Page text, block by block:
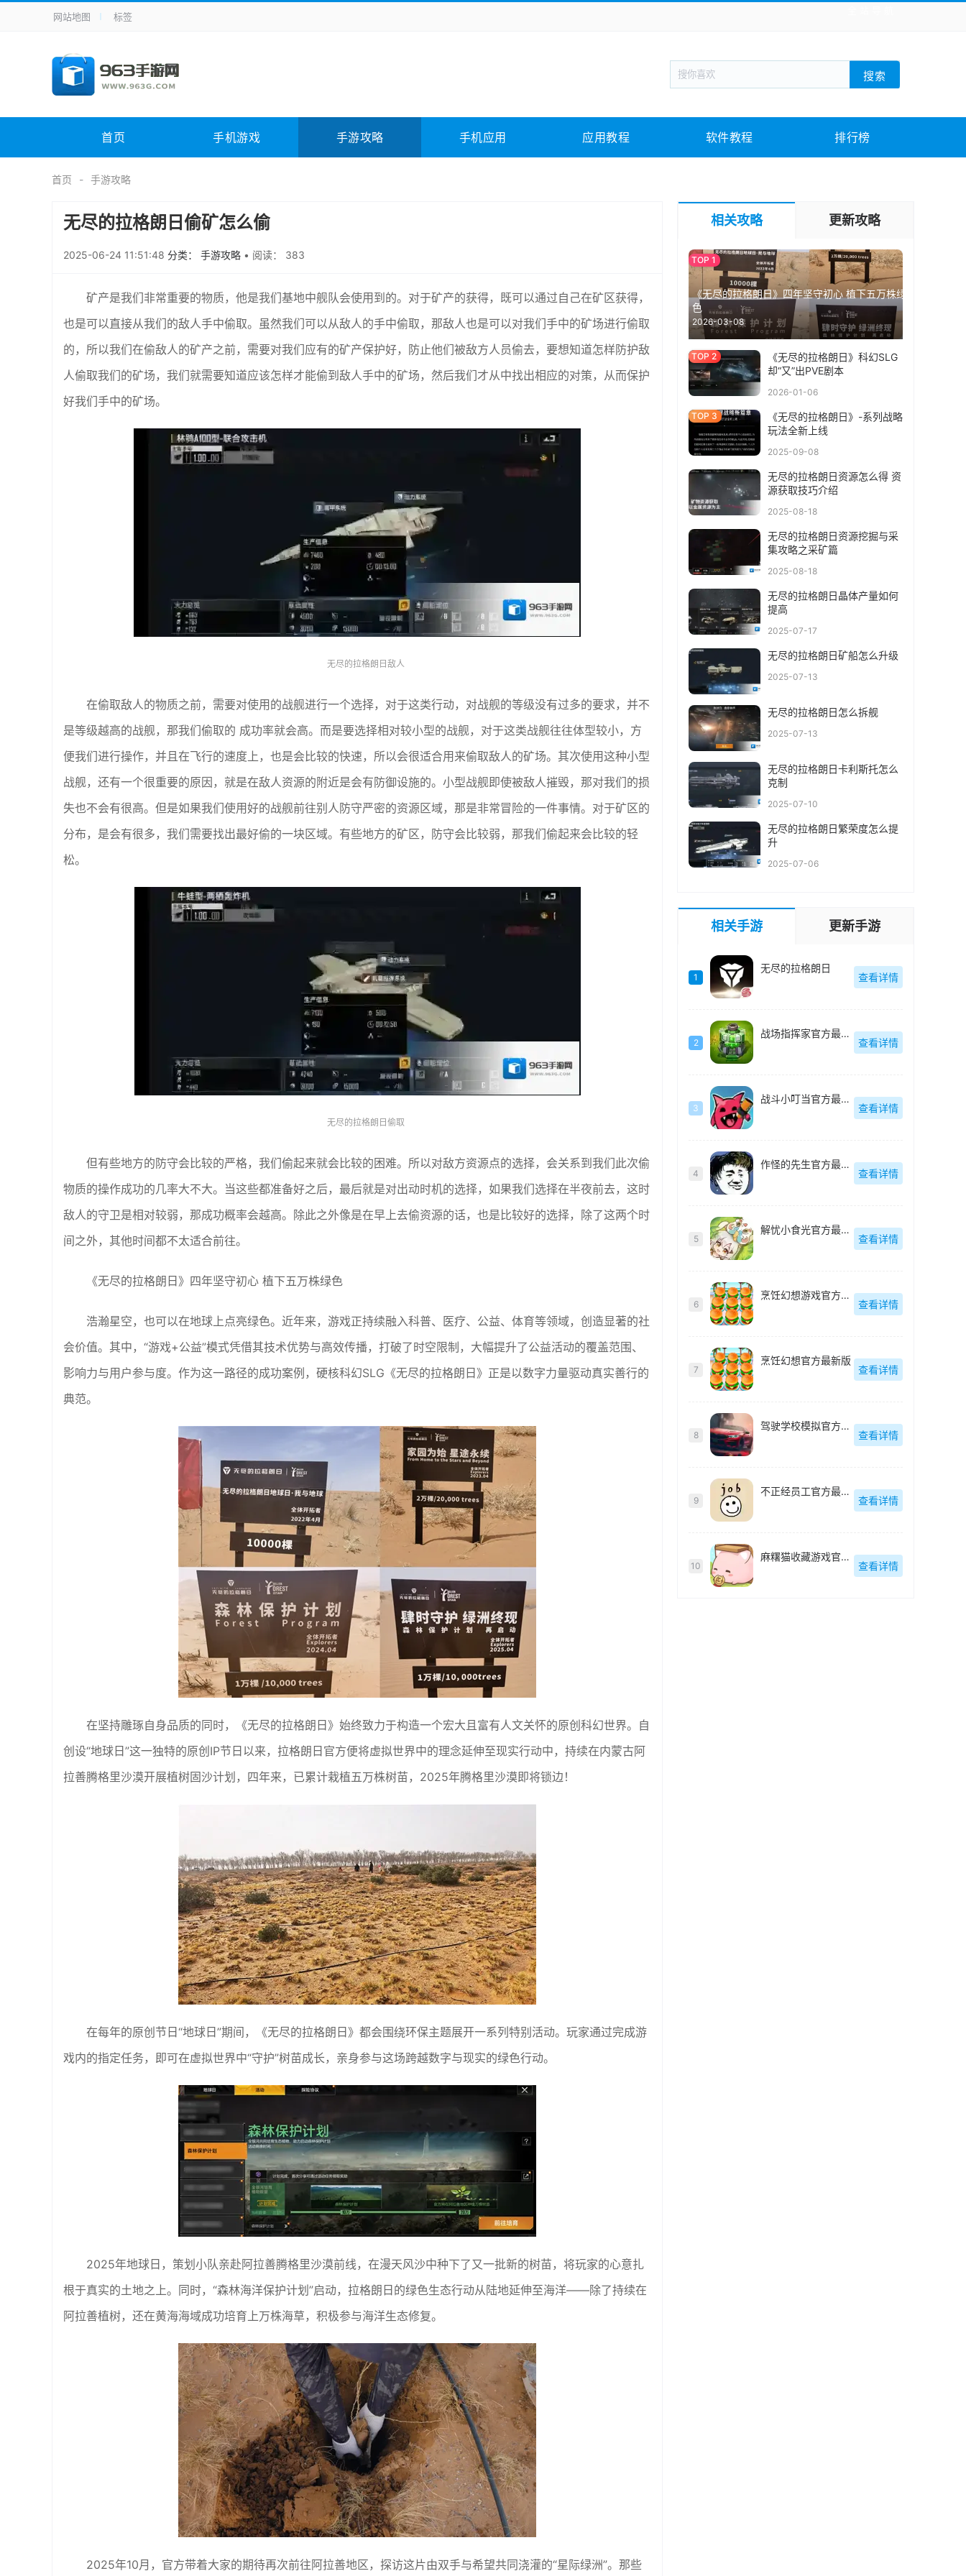
手机应用 新闻阅读 旅游出行 生活实用
手机游戏 体育竞技 战棋游戏 枪战射击 模拟经营
电脑软件 其它类别 图形软件 安全相关 应用软件 影音软件 插件下载 教育教学 游戏娱乐 系统软件 素材下载
未分类 综合其它
网站地图 标签
搜索
首页 手机游戏 手游攻略 手机应用 应用教程 软件教程 排行榜
首页 手游攻略
无尽的拉格朗日偷矿怎么偷
2025-06-24 11:51:48 分类： 手游攻略 • 阅读： 383
矿产是我们非常重要的物质，他是我们基地中舰队会使用到的。对于矿产的获得，既可以通过自己在矿区获得，
也是可以直接从我们的敌人手中偷取。虽然我们可以从敌人的手中偷取，那敌人也是可以对我们手中的矿场进行偷取
的，所以我们在偷敌人的矿产之前，需要对我们应有的矿产保护好，防止他们被敌方人员偷去，要想知道怎样防护敌
人偷取我们的矿场，我们就需要知道应该怎样才能偷到敌人手中的矿场，然后我们才从中找出相应的对策，从而保护
好我们手中的矿场。
无尽的拉格朗日敌人
在偷取敌人的物质之前，需要对使用的战舰进行一个选择，对于这类行动，对战舰的等级没有过多的要求，并不
是等级越高的战舰，那我们偷取的 成功率就会高。而是要选择相对较小型的战舰，对于这类战舰往往体型较小，方
便我们进行操作，并且在飞行的速度上，也是会比较的快速，所以会很适合用来偷取敌人的矿场。其次使用这种小型
战舰，还有一个很重要的原因，就是在敌人资源的附近是会有防御设施的。小型战舰即使被敌人摧毁，那对我们的损
失也不会有很高。但是如果我们使用好的战舰前往别人防守严密的资源区域，那是非常冒险的一件事情。对于矿区的
分布，是会有很多，我们需要找出最好偷的一块区域。有些地方的矿区，防守会比较弱，那我们偷起来会比较的轻
松。
无尽的拉格朗日偷取
但有些地方的防守会比较的严格，我们偷起来就会比较的困难。所以对敌方资源点的选择，会关系到我们此次偷
物质的操作成功的几率大不大。当这些都准备好之后，最后就是对出动时机的选择，如果我们选择在半夜前去，这时
敌人的守卫是相对较弱，那成功概率会越高。除此之外像是在早上去偷资源的话，也是比较好的选择，除了这两个时
间之外，其他时间都不太适合前往。
《无尽的拉格朗日》四年坚守初心 植下五万株绿色
浩瀚星空，也可以在地球上点亮绿色。近年来，游戏正持续融入科普、医疗、公益、体育等领域，创造显著的社
会价值。其中，“游戏+公益”模式凭借其技术优势与高效传播，打破了时空限制，大幅提升了公益活动的覆盖范围、
影响力与用户参与度。作为这一路径的成功案例，硬核科幻SLG《无尽的拉格朗日》正是以数字力量驱动真实善行的
典范。
在坚持雕琢自身品质的同时，《无尽的拉格朗日》始终致力于构造一个宏大且富有人文关怀的原创科幻世界。自
创设“地球日”这一独特的原创IP节日以来，拉格朗日官方便将虚拟世界中的理念延伸至现实行动中，持续在内蒙古阿
拉善腾格里沙漠开展植树固沙计划，四年来，已累计栽植五万株树苗，2025年腾格里沙漠即将锁边！
在每年的原创节日“地球日”期间，《无尽的拉格朗日》都会围绕环保主题展开一系列特别活动。玩家通过完成游
戏内的指定任务，即可在虚拟世界中“守护”树苗成长，亲身参与这场跨越数字与现实的绿色行动。
2025年地球日，策划小队亲赴阿拉善腾格里沙漠前线，在漫天风沙中种下了又一批新的树苗，将玩家的心意扎
根于真实的土地之上。同时，“森林海洋保护计划”启动，拉格朗日的绿色生态行动从陆地延伸至海洋——除了持续在
阿拉善植树，还在黄海海域成功培育上万株海草，积极参与海洋生态修复。
2025年10月，官方带着大家的期待再次前往阿拉善地区，探访这片由双手与希望共同浇灌的“星际绿洲”。那些
相关攻略 更新攻略
《无尽的拉格朗日》四年坚守初心 植下五万株绿
色
2026-03-08
《无尽的拉格朗日》科幻SLG
却“又”出PVE剧本
2026-01-06
《无尽的拉格朗日》-系列战略
玩法全新上线
2025-09-08
无尽的拉格朗日资源怎么得 资
源获取技巧介绍
2025-08-18
无尽的拉格朗日资源挖掘与采
集攻略之采矿篇
2025-08-18
无尽的拉格朗日晶体产量如何
提高
2025-07-17
无尽的拉格朗日矿船怎么升级
2025-07-13
无尽的拉格朗日怎么拆舰
2025-07-13
无尽的拉格朗日卡利斯托怎么
克制
2025-07-10
无尽的拉格朗日繁荣度怎么提
升
2025-07-06
相关手游 更新手游
1
无尽的拉格朗日
查看详情
2
战场指挥家官方最新版
查看详情
3
战斗小叮当官方最新版
查看详情
4
作怪的先生官方最新版
查看详情
5
解忧小食光官方最新版
查看详情
6
烹饪幻想游戏官方最新版
查看详情
7
烹饪幻想官方最新版
查看详情
8
驾驶学校模拟官方最新版
查看详情
9
不正经员工官方最新版
查看详情
10
麻糬猫收藏游戏官方最新版
查看详情